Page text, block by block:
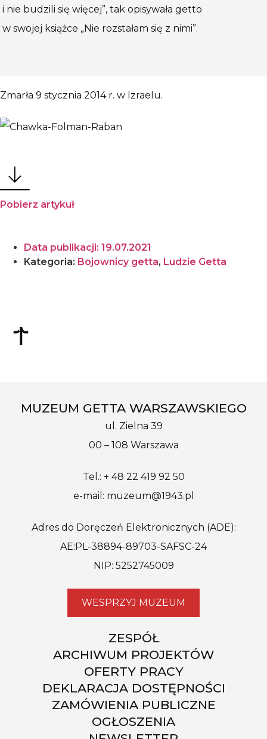
i nie budzili się więcej”, tak opisywała getto
w swojej książce „Nie rozstałam się z nimi”.
Zmarła 9 stycznia 2014 r. w Izraelu.
Pobierz artykuł
Data publikacji: 19.07.2021
Kategoria: Bojownicy getta, Ludzie Getta
MUZEUM GETTA WARSZAWSKIEGO
ul. Zielna 39
00 – 108 Warszawa
Tel.: + 48 22 419 92 50
e-mail: muzeum@1943.pl
Adres do Doręczeń Elektronicznych (ADE):
AE:PL-38894-89703-SAFSC-24
NIP: 5252745009
WESPRZYJ MUZEUM
ZESPÓŁ
ARCHIWUM PROJEKTÓW
OFERTY PRACY
DEKLARACJA DOSTĘPNOŚCI
ZAMÓWIENIA PUBLICZNE
OGŁOSZENIA